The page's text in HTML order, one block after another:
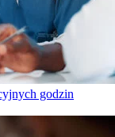
godzin